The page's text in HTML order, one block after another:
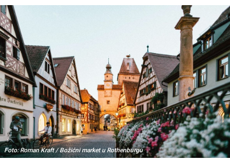
Foto: Roman Kraft / Božićni market u Rothenburgu